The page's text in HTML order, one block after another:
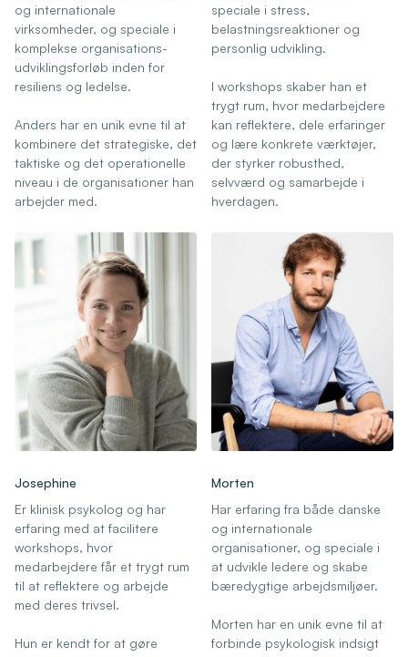
og internationale
virksomheder, og speciale i
komplekse organisations-
udviklingsforløb inden for
resiliens og ledelse.
Anders har en unik evne til at
kombinere det strategiske, det
taktiske og det operationelle
niveau i de organisationer han
arbejder med.
speciale i stress,
belastningsreaktioner og
personlig udvikling.
I workshops skaber han et
trygt rum, hvor medarbejdere
kan reflektere, dele erfaringer
og lære konkrete værktøjer,
der styrker robusthed,
selvværd og samarbejde i
hverdagen.
Josephine
Er klinisk psykolog og har
erfaring med at facilitere
workshops, hvor
medarbejdere får et trygt rum
til at reflektere og arbejde
med deres trivsel.
Hun er kendt for at gøre
Morten
Har erfaring fra både danske
og internationale
organisationer, og speciale i
at udvikle ledere og skabe
bæredygtige arbejdsmiljøer.
Morten har en unik evne til at
forbinde psykologisk indsigt